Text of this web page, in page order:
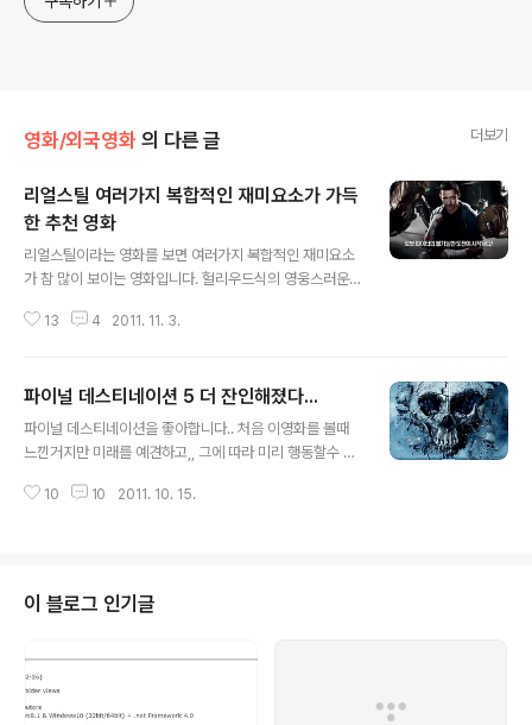
영화/외국영화 의 다른 글 더보기
리얼스틸 여러가지 복합적인 재미요소가 가득
한 추천 영화
리얼스틸이라는 영화를 보면 여러가지 복합적인 재미요소
가 참 많이 보이는 영화입니다. 헐리우드식의 영웅스러운
식과 최첨단 기술과의 절묘한 조화를 보이기도 합니다. 전
로 하여금 감정을 느끼게 하는 묘한 매력이 있습니다. 더불
어 여기다 아날로그식의 복싱경기를 도입하여 보다 쉽게
접근 했다고 생각을 합니다. 휴먼스러운 면도 있으며, SF스
낄수 있습니다. 이 영화는 재미 없다고 말하기엔 어느한쪽
13 4 2011. 11. 3.
파이널 데스티네이션 5 더 잔인해졌다...
파이널 데스티네이션을 좋아합니다.. 처음 이영화를 볼때
느낀거지만 미래를 예견하고,, 그에 따라 미리 행동할수 있
니다 하지만, 운명은 거스릴수 없는법?? 결국 죽을사람은
예전보다 더 잔인해졌더군요! 그리고 규모가 더 커졌습니
다. 기존 시리즈에서는 적절하게 잘 사용했던 특수효과
타 제작군단의 3D 공포 블록버스터가 아깝지 않을정도였
습니다. 그러나?? 개인적으로는 예전보다 연기력과 집중력
은 조금 떨어지는듯 느낌이었습니다. 그동안의 ..
10 10 2011. 10. 15.
이 블로그 인기글